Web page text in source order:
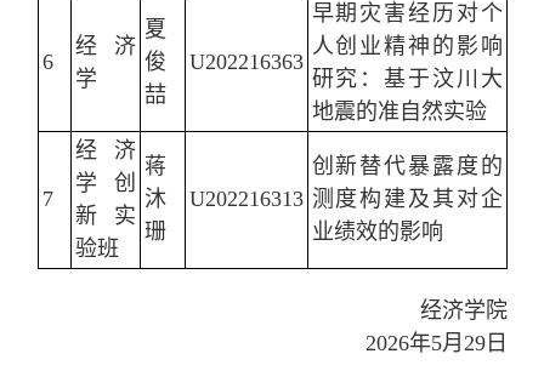
6
经济
学
夏
俊
喆
U202216363
早期灾害经历对个
人创业精神的影响
研究：基于汶川大
地震的准自然实验
7
经济
学创
新实
验班
蒋
沐
珊
U202216313
创新替代暴露度的
测度构建及其对企
业绩效的影响
经济学院
2026年5月29日